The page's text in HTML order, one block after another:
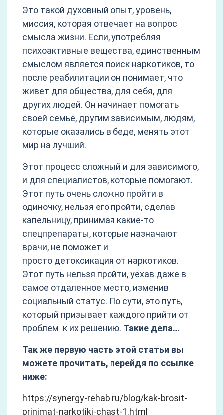
Это такой духовный опыт, уровень,
миссия, которая отвечает на вопрос
смысла жизни. Если, употребляя
психоактивные вещества, единственным
смыслом является поиск наркотиков, то
после реабилитации он понимает, что
живет для общества, для себя, для
других людей. Он начинает помогать
своей семье, другим зависимым, людям,
которые оказались в беде, менять этот
мир на лучший.
Этот процесс сложный и для зависимого,
и для специалистов, которые помогают.
Этот путь очень сложно пройти в
одиночку, нельзя его пройти, сделав
капельницу, принимая какие-то
спецпрепараты, которые назначают
врачи, не поможет и
просто детоксикация от наркотиков.
Этот путь нельзя пройти, уехав даже в
самое отдаленное место, изменив
социальный статус. По сути, это путь,
который призывает каждого прийти от
проблем к их решению. Такие дела…
Так же первую часть этой статьи вы
можете прочитать, перейдя по ссылке
ниже:
https://synergy-rehab.ru/blog/kak-brosit-
prinimat-narkotiki-chast-1.html